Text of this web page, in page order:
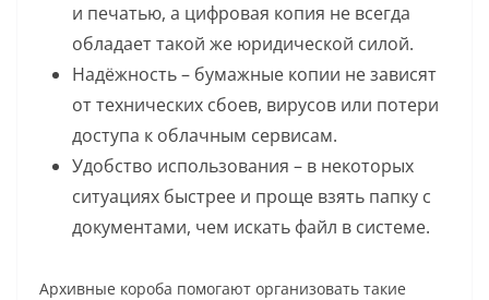
и печатью, а цифровая копия не всегда
обладает такой же юридической силой.
Надёжность – бумажные копии не зависят
от технических сбоев, вирусов или потери
доступа к облачным сервисам.
Удобство использования – в некоторых
ситуациях быстрее и проще взять папку с
документами, чем искать файл в системе.
Архивные короба помогают организовать такие